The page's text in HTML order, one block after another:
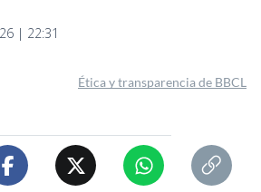
| 22:31
Ética y transparencia de BBCL